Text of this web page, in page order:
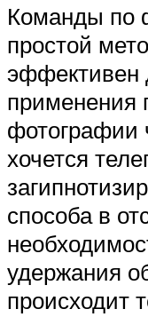
Команды по
простой
эффективен
применения
фотографии
хочется
способа в
удержания
происходит